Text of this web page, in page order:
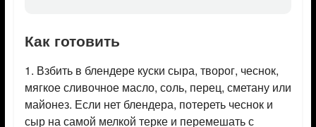
Как готовить
1. Взбить в блендере куски сыра, творог, чеснок,
мягкое сливочное масло, соль, перец, сметану или
майонез. Если нет блендера, потереть чеснок и
сыр на самой мелкой терке и перемешать с